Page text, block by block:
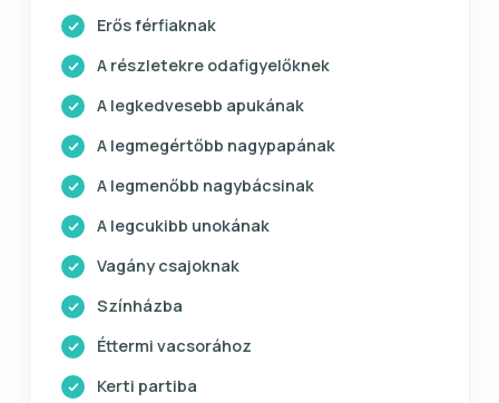
Erős férfiaknak
A részletekre odafigyelőknek
A legkedvesebb apukának
A legmegértőbb nagypapának
A legmenőbb nagybácsinak
A legcukibb unokának
Vagány csajoknak
Színházba
Éttermi vacsorához
Kerti partiba